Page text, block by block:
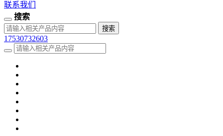
联系我们
搜索
17530732603